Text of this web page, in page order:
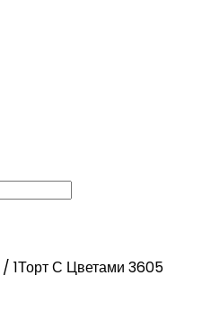
/ 1Торт С Цветами 3605